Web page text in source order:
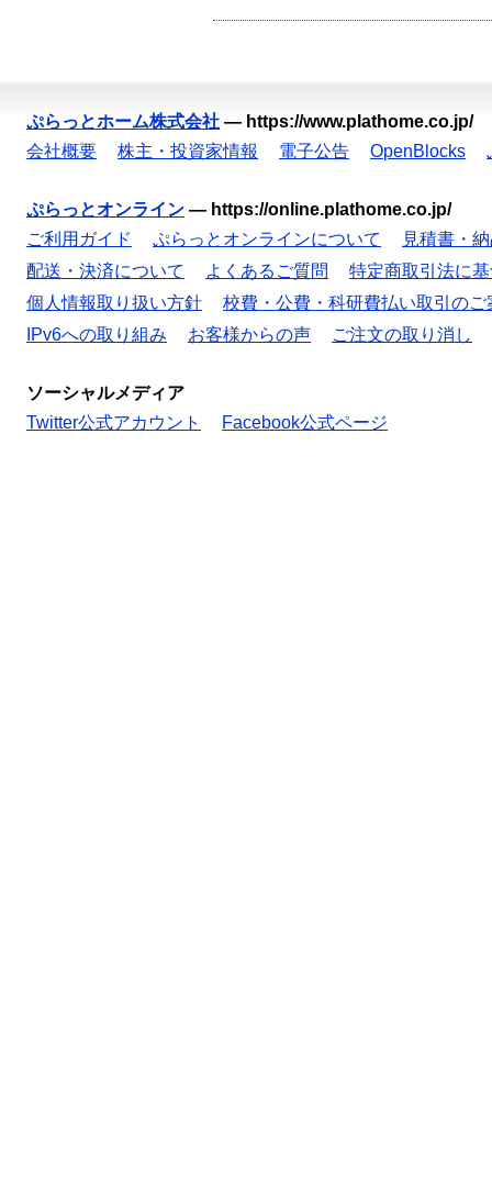
ぷらっとホーム株式会社 — https://www.plathome.co.jp/
会社概要
株主・投資家情報 電子公告 OpenBlocks
ぷらっとオンライン — https://online.plathome.co.jp/
ご利用ガイド
ぷらっとオンラインについて
見積書・
配送・決済について
よくあるご質問
特定商取引法に
個人情報取り扱い方針
校費・公費・科研費払い取引のご
IPv6への取り組み
お客様からの声 ご注文の取り消し
ソーシャルメディア
Twitter公式アカウント
Facebook公式ページ